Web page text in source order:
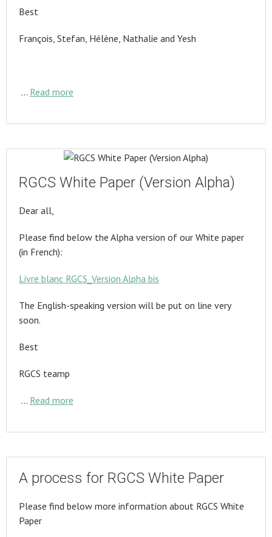
Best
François, Stefan, Hélène, Nathalie and Yesh
… Read more
RGCS White Paper (Version Alpha)
Dear all,
Please find below the Alpha version of our White paper
(in French):
Livre blanc RGCS_Version Alpha bis
The English-speaking version will be put on line very
soon.
Best
RGCS teamp
… Read more
A process for RGCS White Paper
Please find below more information about RGCS White
Paper